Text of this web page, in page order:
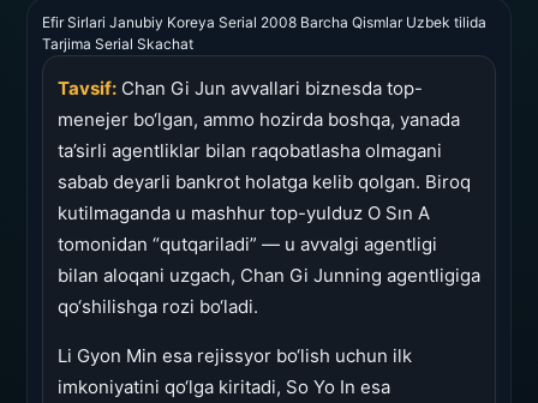
Efir Sirlari Janubiy Koreya Serial 2008 Barcha Qismlar Uzbek tilida
Tarjima Serial Skachat
Tavsif: Chan Gi Jun avvallari biznesda top-
menejer bo‘lgan, ammo hozirda boshqa, yanada
ta’sirli agentliklar bilan raqobatlasha olmagani
sabab deyarli bankrot holatga kelib qolgan. Biroq
kutilmaganda u mashhur top-yulduz O Sın A
tomonidan “qutqariladi” — u avvalgi agentligi
bilan aloqani uzgach, Chan Gi Junning agentligiga
qo‘shilishga rozi bo‘ladi.
Li Gyon Min esa rejissyor bo‘lish uchun ilk
imkoniyatini qo‘lga kiritadi, So Yo In esa